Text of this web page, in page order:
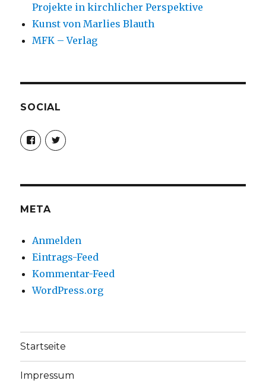
Projekte in kirchlicher Perspektive
Kunst von Marlies Blauth
MFK – Verlag
SOCIAL
Profil
von
christoph.fleischer1
anzeigen
Profil
von
anzeigen
META
Anmelden
Eintrags-Feed
Kommentar-Feed
WordPress.org
Startseite
Impressum